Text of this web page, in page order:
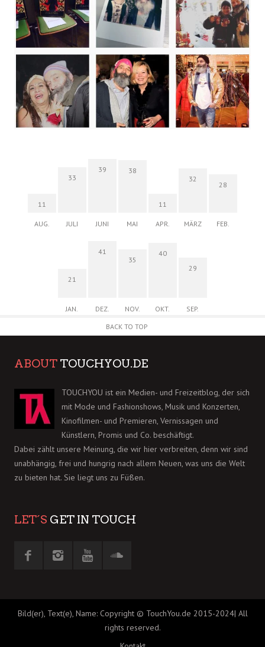
11
AUG.
33
JULI
39
JUNI
38
MAI
11
APR.
32
MÄRZ
28
FEB.
21
JAN.
41
DEZ.
35
NOV.
40
OKT.
29
SEP.
BACK TO TOP
ABOUT TOUCHYOU.DE
TOUCHYOU ist ein Medien- und Freizeitblog, der sich
mit Mode und Fashionshows, Musik und Konzerten,
Kinofilmen- und Premieren, Vernissagen und
Künstlern, Promis und Co. beschäftigt.
Dabei zählt unsere Meinung, die wir hier verbreiten, denn wir sind
unabhängig, frei und hungrig nach allem Neuen, was uns die Welt
zu bieten hat. Sie liegt uns zu Füßen.
LET´S GET IN TOUCH
Bild(er), Text(e), Name: Copyright © TouchYou.de 2015-2024| All
rights reserved.